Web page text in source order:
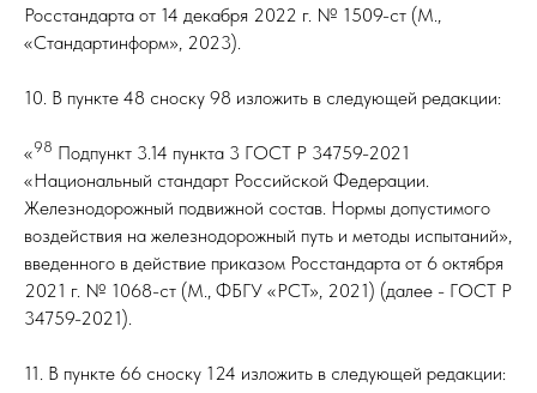
Росстандарта от 14 декабря 2022 г. № 1509-ст (М.,
«Стандартинформ», 2023).
10. В пункте 48 сноску 98 изложить в следующей редакции:
«98 Подпункт 3.14 пункта 3 ГОСТ Р 34759-2021
«Национальный стандарт Российской Федерации.
Железнодорожный подвижной состав. Нормы допустимого
воздействия на железнодорожный путь и методы испытаний»,
введенного в действие приказом Росстандарта от 6 октября
2021 г. № 1068-ст (М., ФБГУ «РСТ», 2021) (далее - ГОСТ Р
34759-2021).
11. В пункте 66 сноску 124 изложить в следующей редакции: